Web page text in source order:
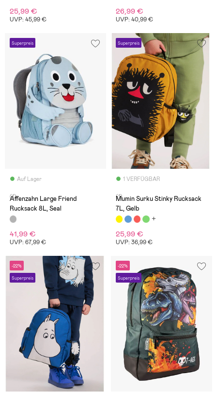
25,99 €
UVP: 45,99 €
26,99 €
UVP: 40,99 €
Superpreis
Auf Lager
(1)
Affenzahn Large Friend
Rucksack 8L, Seal
41,99 €
UVP: 67,99 €
Superpreis
1 VERFÜGBAR
(1)
Mumin Surku Stinky Rucksack
7L, Gelb
25,99 €
UVP: 36,99 €
-22%
Superpreis
-22%
Superpreis